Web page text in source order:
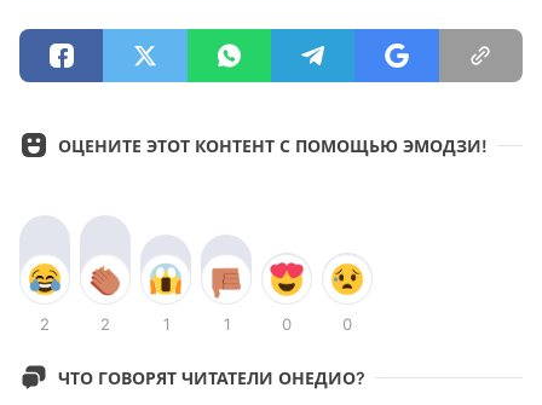
ОЦЕНИТЕ ЭТОТ КОНТЕНТ С ПОМОЩЬЮ ЭМОДЗИ!
2 2 1 1 0 0
ЧТО ГОВОРЯТ ЧИТАТЕЛИ ОНЕДИО?